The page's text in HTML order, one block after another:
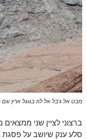
מבט אל ג'בל אל לוז בגוגל ארץ
ברצוני לציין שני